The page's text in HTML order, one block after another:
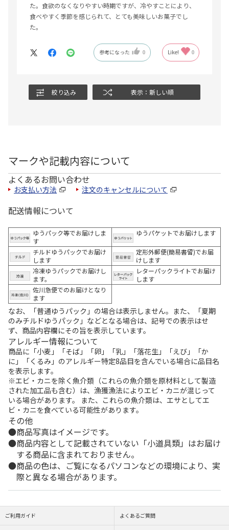
た。食欲のなくなりやすい時期ですが、冷やすことにより、
食べやすく季節を感じられて、とても美味しいお菓子でし
た。
参考になった 0 Like! 0
絞り込み 表示：新しい順
マークや記載内容について
よくあるお問い合わせ
お支払い方法 注文のキャンセルについて
配送情報について
ゆうパック等でお届けしま
す
ゆうパケットでお届けします
チルドゆうパックでお届け
します
定形外郵便(簡易書留)でお届
けします
冷凍ゆうパックでお届けし
ます。
レターパックライトでお届け
します
佐川急便でのお届けとなり
ます
なお、「普通ゆうパック」の場合は表示しません。また、「夏期
のみチルドゆうパック」などとなる場合は、記号での表示はせ
ず、商品内容欄にその旨を表示しています。
アレルギー情報について
商品に「小麦」「そば」「卵」「乳」「落花生」「えび」「か
に」「くるみ」のアレルギー特定8品目を含んでいる場合に品目名
を表示します。
※エビ・カニを除く魚介類（これらの魚介類を原材料として製造
された加工品も含む）は、漁獲漁法によりエビ・カニが混じって
いる場合があります。 また、これらの魚介類は、エサとしてエ
ビ・カニを食べている可能性があります。
その他
商品写真はイメージです。
商品内容として記載されていない「小道具類」はお届け
する商品に含まれておりません。
商品の色は、ご覧になるパソコンなどの環境により、実
際と異なる場合があります。
ご利用ガイド よくあるご質問